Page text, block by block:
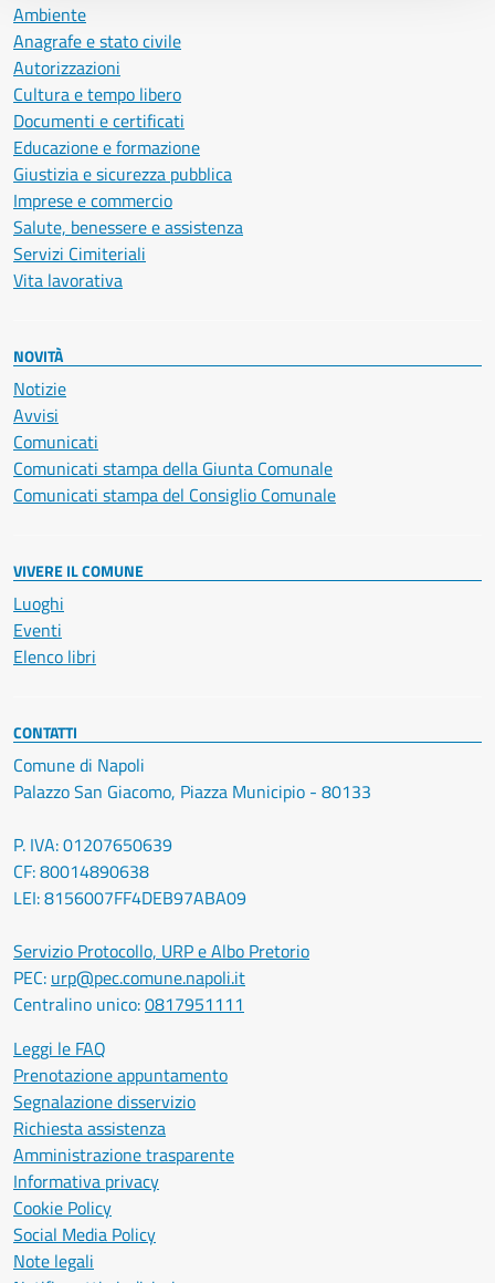
Ambiente
Anagrafe e stato civile
Autorizzazioni
Cultura e tempo libero
Documenti e certificati
Educazione e formazione
Giustizia e sicurezza pubblica
Imprese e commercio
Salute, benessere e assistenza
Servizi Cimiteriali
Vita lavorativa
NOVITÀ
Notizie
Avvisi
Comunicati
Comunicati stampa della Giunta Comunale
Comunicati stampa del Consiglio Comunale
VIVERE IL COMUNE
Luoghi
Eventi
Elenco libri
CONTATTI
Comune di Napoli
Palazzo San Giacomo, Piazza Municipio - 80133
P. IVA: 01207650639
CF: 80014890638
LEI: 8156007FF4DEB97ABA09
Servizio Protocollo, URP e Albo Pretorio
PEC: urp@pec.comune.napoli.it
Centralino unico:0817951111
Leggi le FAQ
Prenotazione appuntamento
Segnalazione disservizio
Richiesta assistenza
Amministrazione trasparente
Informativa privacy
Cookie Policy
Social Media Policy
Note legali